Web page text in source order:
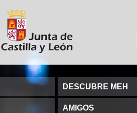
DESCUBRE MEH
AMIGOS